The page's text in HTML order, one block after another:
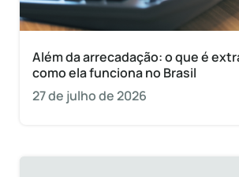
Além da arrecadação: o que é
como ela funciona no Brasil
27 de julho de 2026